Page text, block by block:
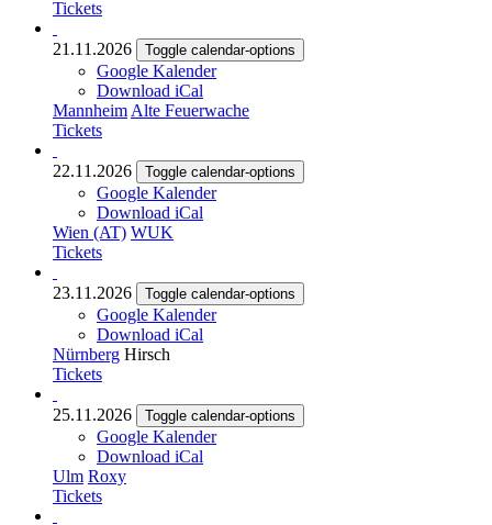
Tickets
21.11.2026 Toggle calendar-options
Google Kalender
Download iCal
Mannheim Alte Feuerwache
Tickets
22.11.2026 Toggle calendar-options
Google Kalender
Download iCal
Wien (AT) WUK
Tickets
23.11.2026 Toggle calendar-options
Google Kalender
Download iCal
Nürnberg Hirsch
Tickets
25.11.2026 Toggle calendar-options
Google Kalender
Download iCal
Ulm Roxy
Tickets